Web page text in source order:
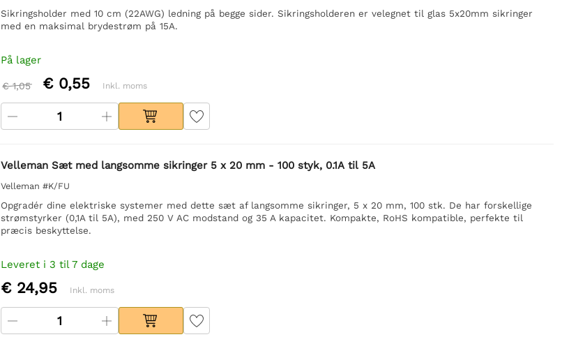
Sikringsholder med 10 cm (22AWG) ledning på begge sider. Sikringsholderen er velegnet til glas 5x20mm sikringer
med en maksimal brydestrøm på 15A.
På lager
€ 1,05 € 0,55 Inkl. moms
Velleman Sæt med langsomme sikringer 5 x 20 mm - 100 styk, 0.1A til 5A
Velleman #K/FU
Opgradér dine elektriske systemer med dette sæt af langsomme sikringer, 5 x 20 mm, 100 stk. De har forskellige
strømstyrker (0,1A til 5A), med 250 V AC modstand og 35 A kapacitet. Kompakte, RoHS kompatible, perfekte til
præcis beskyttelse.
Leveret i 3 til 7 dage
€ 24,95 Inkl. moms